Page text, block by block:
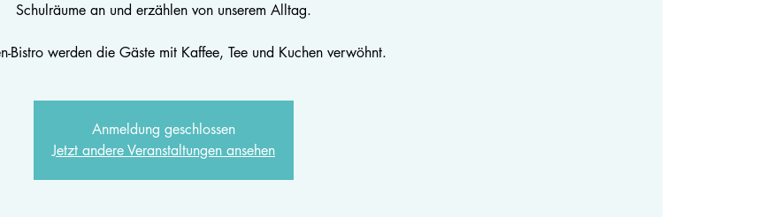
Schulräume an und erzählen von unserem Alltag.
Bistro werden die Gäste mit Kaffee, Tee und Kuchen verwöhnt.
Anmeldung geschlossen
Jetzt andere Veranstaltungen ansehen